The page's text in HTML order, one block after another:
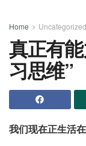
Home Uncategorized
真正有
习思维”
我们现在正生活